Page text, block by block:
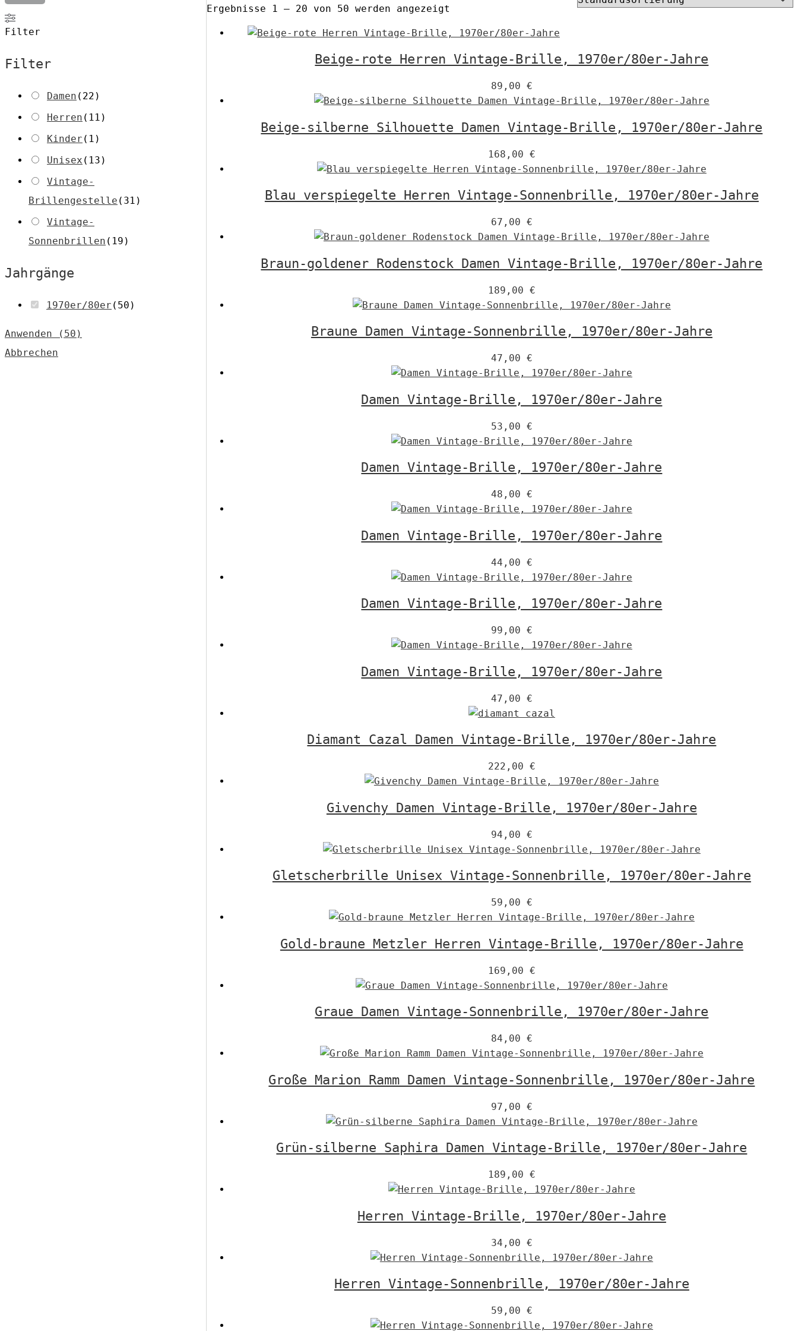
Filter
Filter
Damen ( 22 )
Herren ( 11 )
Kinder ( 1 )
Unisex ( 13 )
Vintage-
Brillengestelle ( 31 )
Vintage-
Sonnenbrillen ( 19 )
Jahrgänge
1970er/80er ( 50 )
Anwenden ( 50 )
Abbrechen
Ergebnisse 1 – 20 von 50 werden angezeigt
Beige-rote Herren Vintage-Brille, 1970er/80er-Jahre
89,00 €
Beige-silberne Silhouette Damen Vintage-Brille, 1970er/80er-Jahre
168,00 €
Blau verspiegelte Herren Vintage-Sonnenbrille, 1970er/80er-Jahre
67,00 €
Braun-goldener Rodenstock Damen Vintage-Brille, 1970er/80er-Jahre
189,00 €
Braune Damen Vintage-Sonnenbrille, 1970er/80er-Jahre
47,00 €
Damen Vintage-Brille, 1970er/80er-Jahre
53,00 €
Damen Vintage-Brille, 1970er/80er-Jahre
48,00 €
Damen Vintage-Brille, 1970er/80er-Jahre
44,00 €
Damen Vintage-Brille, 1970er/80er-Jahre
99,00 €
Damen Vintage-Brille, 1970er/80er-Jahre
47,00 €
Diamant Cazal Damen Vintage-Brille, 1970er/80er-Jahre
222,00 €
Givenchy Damen Vintage-Brille, 1970er/80er-Jahre
94,00 €
Gletscherbrille Unisex Vintage-Sonnenbrille, 1970er/80er-Jahre
59,00 €
Gold-braune Metzler Herren Vintage-Brille, 1970er/80er-Jahre
169,00 €
Graue Damen Vintage-Sonnenbrille, 1970er/80er-Jahre
84,00 €
Große Marion Ramm Damen Vintage-Sonnenbrille, 1970er/80er-Jahre
97,00 €
Grün-silberne Saphira Damen Vintage-Brille, 1970er/80er-Jahre
189,00 €
Herren Vintage-Brille, 1970er/80er-Jahre
34,00 €
Herren Vintage-Sonnenbrille, 1970er/80er-Jahre
59,00 €